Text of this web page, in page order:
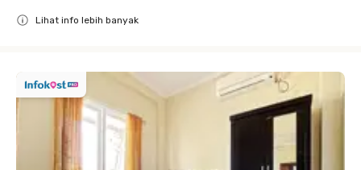
Lihat info lebih banyak